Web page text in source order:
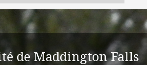
de Maddington Falls